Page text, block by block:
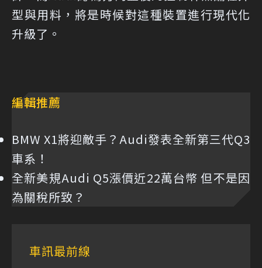
型與用料，將是時候對這種裝置進行現代化
升級了。
編輯推薦
BMW X1將迎敵手？Audi發表全新第三代Q3
車系！
全新美規Audi Q5漲價近22萬台幣 但不是因
為關稅所致？
車訊最前線